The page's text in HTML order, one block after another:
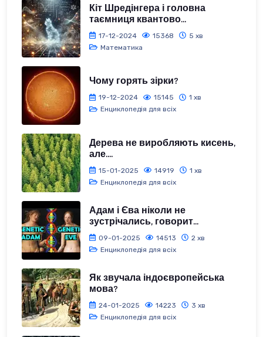
Кіт Шредінгера і головна
таємниця квантово...
17-12-2024 15368
5 хв
Математика
Чому горять зірки?
19-12-2024 15145
1 хв
Енциклопедія для всіх
Дерева не виробляють кисень,
але....
15-01-2025 14919
1 хв
Енциклопедія для всіх
Адам і Єва ніколи не
зустрічались, говорит...
09-01-2025 14513
2 хв
Енциклопедія для всіх
Як звучала індоєвропейська
мова?
24-01-2025 14223
3 хв
Енциклопедія для всіх